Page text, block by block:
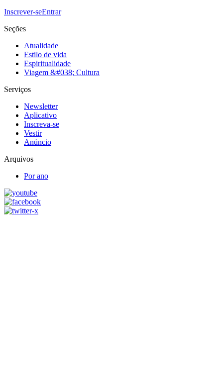
Inscrever-seEntrar
Seções
Atualidade
Estilo de vida
Espiritualidade
Viagem &#038; Cultura
Serviços
Newsletter
Aplicativo
Inscreva-se
Vestir
Anúncio
Arquivos
Por ano